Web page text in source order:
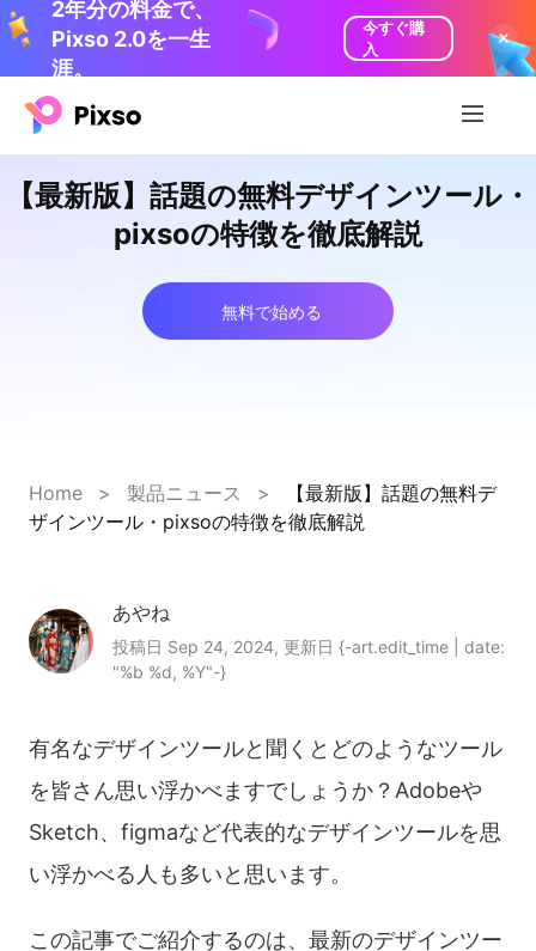
2年分の料金で、
Pixso 2.0を一生
涯。
今すぐ購
入
【最新版】話題の無料デザインツール・
pixsoの特徴を徹底解説
無料で始める
Home > 製品ニュース >
【最新版】話題の無料デ
ザインツール・pixsoの特徴を徹底解説
あやね
投稿日 Sep 24, 2024, 更新日 {-art.edit_time | date:
"%b %d, %Y"-}
有名なデザインツールと聞くとどのようなツール
を皆さん思い浮かべますでしょうか？Adobeや
Sketch、figmaなど代表的なデザインツールを思
い浮かべる人も多いと思います。
この記事でご紹介するのは、最新のデザインツー